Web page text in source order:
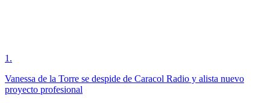
1 .
Vanessa de la Torre se despide de Caracol Radio y alista nuevo
proyecto profesional